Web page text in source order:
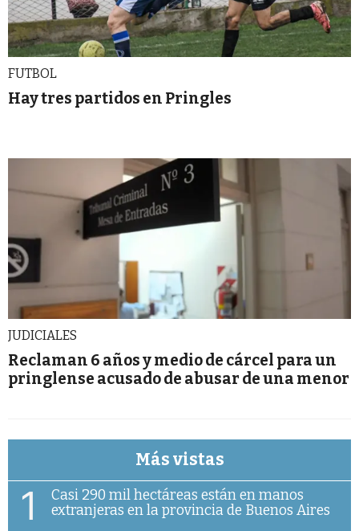
FUTBOL
Hay tres partidos en Pringles
JUDICIALES
Reclaman 6 años y medio de cárcel para un
pringlense acusado de abusar de una menor
Más vistas
1
Casi 290 mil hectáreas están en manos
extranjeras en la provincia de Buenos Aires